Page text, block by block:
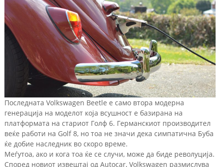
Последната Volkswagen Beetle е само втора модерна
генерација на моделот која всушност е базирана на
платформата на стариот Голф 6. Германскиот производител
веќе работи на Golf 8, но тоа не значи дека симпатична Буба
ќе добие наследник во скоро време.
Меѓутоа, ако и кога тоа ќе се случи, може да биде револуција.
Според новиот извештај од Autocar, Volkswagen размислува